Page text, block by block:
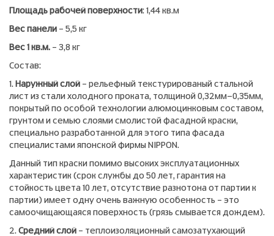
Площадь рабочей поверхности: 1,44 кв.м
Вес панели – 5,5 кг
Вес 1 кв.м. – 3,8 кг
Состав:
1. Наружный слой – рельефный текстурированый стальной
лист из стали холодного проката, толщиной 0,32мм-0,35мм,
покрытый по особой технологии алюмоцинковым составом,
грунтом и семью слоями смолистой фасадной краски,
специально разработанной для этого типа фасада
специалистами японской фирмы NIPPON.
Данный тип краски помимо высоких эксплуатационных
характеристик (срок службы до 50 лет, гарантия на
стойкость цвета 10 лет, отсутствие разнотона от партии к
партии) имеет одну очень важную особенность – это
самоочищающаяся поверхность (грязь смывается дождем).
2. Средний слой – теплоизоляционный самозатухающий